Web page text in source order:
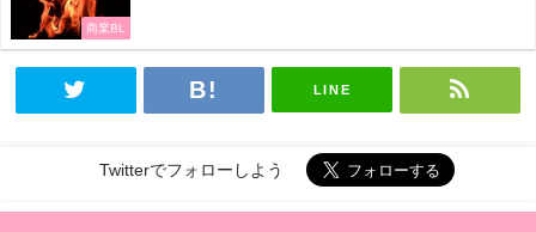
商業BL
LINE
Twitterでフォローしよう